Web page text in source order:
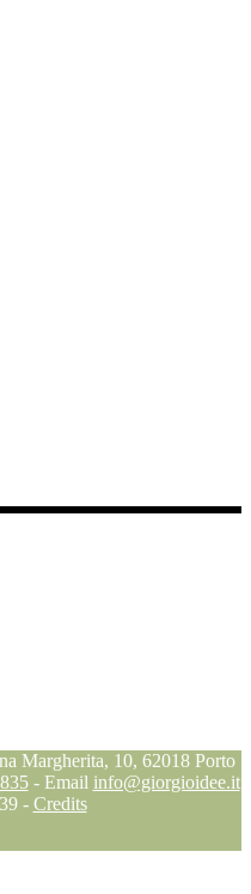
Margherita, 10, 62018 Porto
- Email info@giorgioidee.it
- Credits